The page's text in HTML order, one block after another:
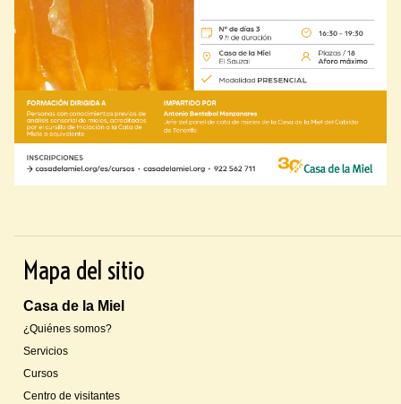
Mapa del sitio
Casa de la Miel
¿Quiénes somos?
Servicios
Cursos
Centro de visitantes